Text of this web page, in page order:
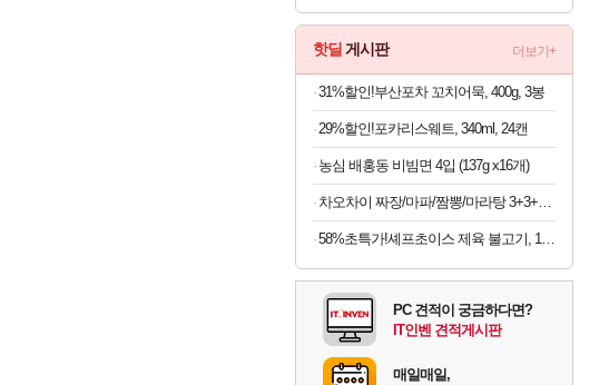
핫딜 게시판 더보기+
31%할인!부산포차 꼬치어묵, 400g, 3봉
29%할인!포카리스웨트, 340ml, 24캔
농심 배홍동 비빔면 4입 (137g x16개)
차오차이 짜장/마파/짬뽕/마라탕 3+3+3 골라담기(+2개 증정)
58%초특가!셰프초이스 제육 불고기, 1.5kg, 1개
PC 견적이 궁금하다면?
IT인벤 견적게시판
매일매일,